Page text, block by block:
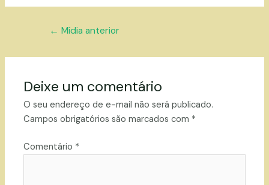
Navegação
Post
← Mídia anterior
Deixe um comentário
O seu endereço de e-mail não será publicado.
Campos obrigatórios são marcados com *
Comentário *